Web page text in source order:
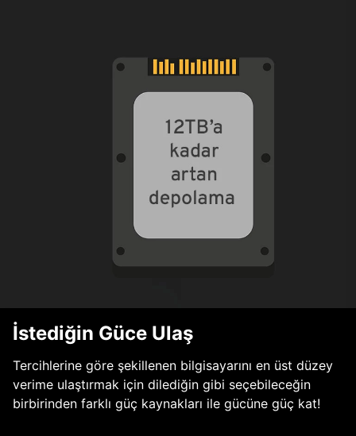
İstediğin Güce Ulaş
Tercihlerine göre şekillenen bilgisayarını en üst düzey
verime ulaştırmak için dilediğin gibi seçebileceğin
birbirinden farklı güç kaynakları ile gücüne güç kat!